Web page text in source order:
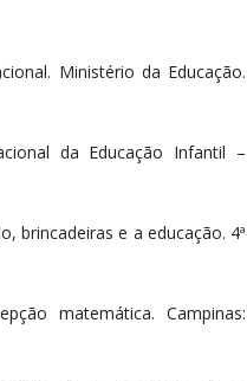
Ministério da Educação.
da Educação Infantil –
brincadeiras e a educação. 4ª
matemática. Campinas: